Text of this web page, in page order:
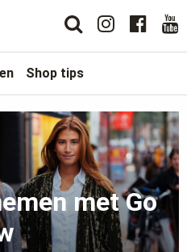
Shop tips
met Go